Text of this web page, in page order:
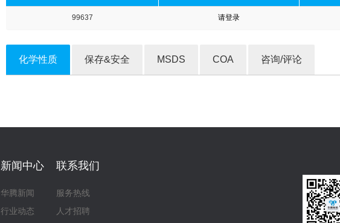
99637 请登录
化学性质 保存&安全 MSDS COA 咨询/评论
新闻中心
华腾新闻
行业动态
联系我们
服务热线
人才招聘